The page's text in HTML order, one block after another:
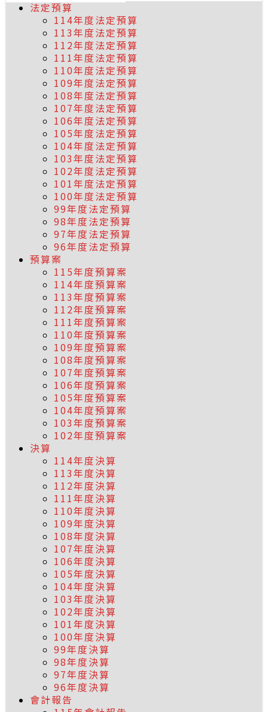
法定預算
114年度法定預算
113年度法定預算
112年度法定預算
111年度法定預算
110年度法定預算
109年度法定預算
108年度法定預算
107年度法定預算
106年度法定預算
105年度法定預算
104年度法定預算
103年度法定預算
102年度法定預算
101年度法定預算
100年度法定預算
99年度法定預算
98年度法定預算
97年度法定預算
96年度法定預算
預算案
115年度預算案
114年度預算案
113年度預算案
112年度預算案
111年度預算案
110年度預算案
109年度預算案
108年度預算案
107年度預算案
106年度預算案
105年度預算案
104年度預算案
103年度預算案
102年度預算案
決算
114年度決算
113年度決算
112年度決算
111年度決算
110年度決算
109年度決算
108年度決算
107年度決算
106年度決算
105年度決算
104年度決算
103年度決算
102年度決算
101年度決算
100年度決算
99年度決算
98年度決算
97年度決算
96年度決算
會計報告